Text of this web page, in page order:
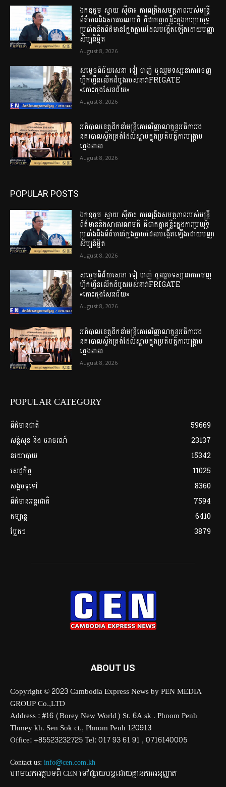
ឯកឧត្តម ស្វាយ ស៊ីថា៖ ការពង្រឹងសមត្ថភាពរបស់មន្ត្រី
ព័ត៌មាននិងសាធារណមតិ គឺជាកត្តាគន្លឹះក្នុងការប្រយុទ្ធ
ប្រឆាំងនឹងព័ត៌មានក្លែងក្លាយដែលបង្កើតឡើងដោយបញ្ញា
សិប្បនិម្មិត
August 8, 2026
សម្តេចពិជ័យសេនា ទៀ បាញ់ ចូលរួមទស្សនាការចេញ
ហ្វឹកហ្វឺនលើកដំបូងរបស់នាវាFRIGATE
«កោះកុងសែនជ័យ»
August 8, 2026
អភិបាលខេត្តដឹកនាំមន្ត្រីគោរពវិញ្ញាណក្ខន្ធអធិការរង
នគរបាលស្ទឹងត្រង់ដែលស្លាប់ក្នុងប្រតិបត្តិការបង្ក្រាប
ក្មេងពាល
August 8, 2026
POPULAR POSTS
ឯកឧត្តម ស្វាយ ស៊ីថា៖ ការពង្រឹងសមត្ថភាពរបស់មន្ត្រី
ព័ត៌មាននិងសាធារណមតិ គឺជាកត្តាគន្លឹះក្នុងការប្រយុទ្ធ
ប្រឆាំងនឹងព័ត៌មានក្លែងក្លាយដែលបង្កើតឡើងដោយបញ្ញា
សិប្បនិម្មិត
August 8, 2026
សម្តេចពិជ័យសេនា ទៀ បាញ់ ចូលរួមទស្សនាការចេញ
ហ្វឹកហ្វឺនលើកដំបូងរបស់នាវាFRIGATE
«កោះកុងសែនជ័យ»
August 8, 2026
អភិបាលខេត្តដឹកនាំមន្ត្រីគោរពវិញ្ញាណក្ខន្ធអធិការរង
នគរបាលស្ទឹងត្រង់ដែលស្លាប់ក្នុងប្រតិបត្តិការបង្ក្រាប
ក្មេងពាល
August 8, 2026
POPULAR CATEGORY
ព័ត៌មានជាតិ
59669
សន្តិសុខ និង ចរាចរណ៍
23137
នយោបាយ
15342
សេដ្ឋកិច្ច
11025
សង្គមទូទៅ
8360
ព័ត៌មានអន្តរជាតិ
7594
កម្សាន្ត
6410
ប្លែកៗ
3879
ABOUT US
Copyright © 2023 Cambodia Express News by PEN MEDIA
GROUP Co.,LTD
Address : #16 (Borey New World) St. 6A sk . Phnom Penh
Thmey kh. Sen Sok ct., Phnom Penh 120913
Office: +85523232725 Tel: 017 93 61 91 , 0716140005
Contact us: info@cen.com.kh
ហាមយកអត្ថបទពី CEN ទៅផ្សាយបន្តដោយគ្មានការអនុញ្ញាត